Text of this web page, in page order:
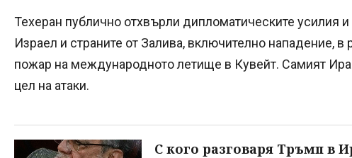
Техеран публично отхвърли дипломатическите усилия
Израел и страните от Залива, включително нападение, в
пожар на международното летище в Кувейт. Самият
цел на атаки.
С кого разговаря Тръмп в